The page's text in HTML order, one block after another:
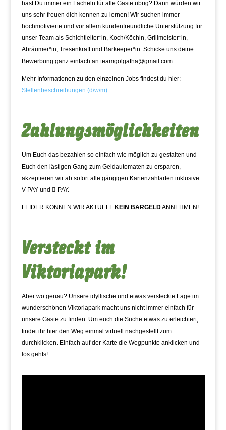
hast Du immer ein Lächeln für alle Gäste übrig? Dann würden wir
uns sehr freuen dich kennen zu lernen! Wir suchen immer
hochmotivierte und vor allem kundenfreundliche Unterstützung für
unser Team als Schichtleiter*in, Koch/Köchin, Grillmeister*in,
Abräumer*in, Tresenkraft und Barkeeper*in. Schicke uns deine
Bewerbung ganz einfach an teamgolgatha@gmail.com.
Mehr Informationen zu den einzelnen Jobs findest du hier:
Stellenbeschreibungen (d/w/m)
Zahlungsmöglichkeiten
Um Euch das bezahlen so einfach wie möglich zu gestalten und
Euch den lästigen Gang zum Geldautomaten zu ersparen,
akzeptieren wir ab sofort alle gängigen Kartenzahlarten inklusive
V-PAY und -PAY.
LEIDER KÖNNEN WIR AKTUELL KEIN BARGELDANNEHMEN!
Versteckt im
Viktoriapark!
Aber wo genau? Unsere idyllische und etwas versteckte Lage im
wunderschönen Viktoriapark macht uns nicht immer einfach für
unsere Gäste zu finden. Um euch die Suche etwas zu erleichtert,
findet ihr hier den Weg einmal virtuell nachgestellt zum
durchklicken. Einfach auf der Karte die Wegpunkte anklicken und
los gehts!